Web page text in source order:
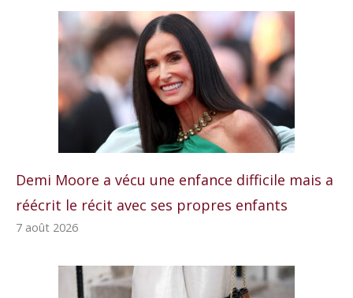
Demi Moore a vécu une enfance difficile mais a
réécrit le récit avec ses propres enfants
7 août 2026